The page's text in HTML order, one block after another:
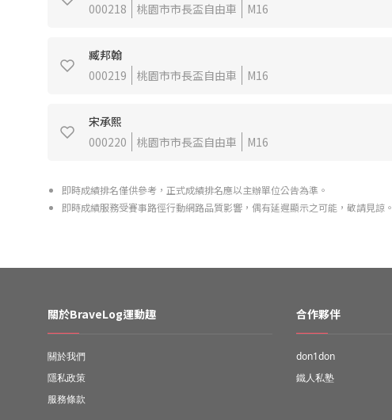
000218
桃園市市長盃自由車 M16
臧邦翰
000219
桃園市市長盃自由車 M16
宋承熙
000220
桃園市市長盃自由車 M16
即時成績排名僅供參考，正式成績排名應以主辦單位公告為準。
即時成績服務受賽事路徑行動網路品質影響，偶有延遲顯示之可能，敬請見諒。
關於BraveLog運動趣
關於我們
隱私政策
服務條款
合作夥伴
don1don
鐵人私塾